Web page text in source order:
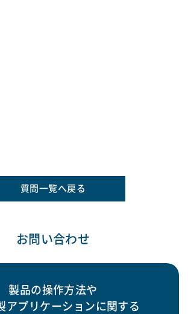
質問一覧へ戻る
お問い合わせ
製品の操作方法や
アプリケーションに関する